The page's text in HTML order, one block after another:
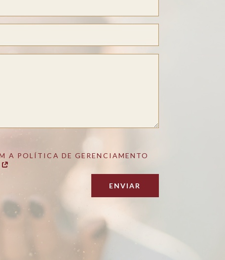
A POLÍTICA DE GERENCIAMENTO
ENVIAR